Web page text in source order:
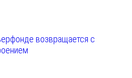
возвращается с